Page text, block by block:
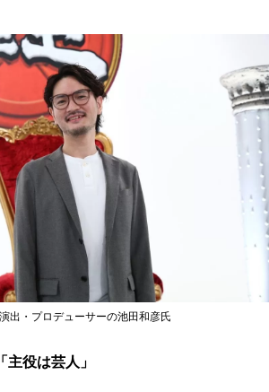
出・プロデューサーの池田和彦氏
役は芸人」